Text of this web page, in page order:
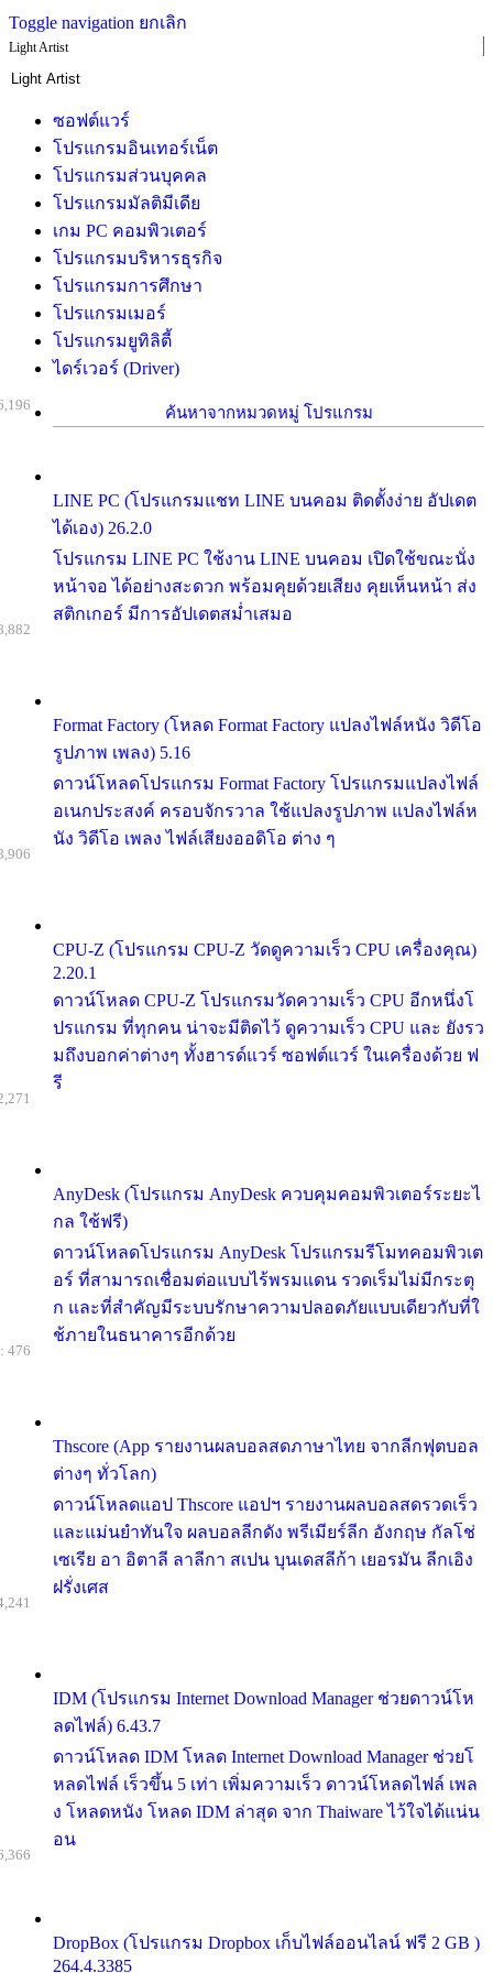
Toggle navigation ยกเลิก
Light Artist
ซอฟต์แวร์
โปรแกรมอินเทอร์เน็ต
โปรแกรมส่วนบุคคล
โปรแกรมมัลติมีเดีย
เกม PC คอมพิวเตอร์
โปรแกรมบริหารธุรกิจ
โปรแกรมการศึกษา
โปรแกรมเมอร์
โปรแกรมยูทิลิตี้
ไดร์เวอร์ (Driver)
ค้นหาจากหมวดหมู่ โปรแกรม
LINE PC (โปรแกรมแชท LINE บนคอม ติดตั้งง่าย อัปเดต
ได้เอง) 26.2.0
โปรแกรม LINE PC ใช้งาน LINE บนคอม เปิดใช้ขณะนั่ง
หน้าจอ ได้อย่างสะดวก พร้อมคุยด้วยเสียง คุยเห็นหน้า ส่ง
สติกเกอร์ มีการอัปเดตสม่ำเสมอ
Format Factory (โหลด Format Factory แปลงไฟล์หนัง วิดีโอ
รูปภาพ เพลง) 5.16
ดาวน์โหลดโปรแกรม Format Factory โปรแกรมแปลงไฟล์
อเนกประสงค์ ครอบจักรวาล ใช้แปลงรูปภาพ แปลงไฟล์ห
นัง วิดีโอ เพลง ไฟล์เสียงออดิโอ ต่าง ๆ
CPU-Z (โปรแกรม CPU-Z วัดดูความเร็ว CPU เครื่องคุณ)
2.20.1
ดาวน์โหลด CPU-Z โปรแกรมวัดความเร็ว CPU อีกหนึ่งโ
ปรแกรม ที่ทุกคน น่าจะมีติดไว้ ดูความเร็ว CPU และ ยังรว
มถึงบอกค่าต่างๆ ทั้งฮารด์แวร์ ซอฟต์แวร์ ในเครื่องด้วย ฟ
รี
AnyDesk (โปรแกรม AnyDesk ควบคุมคอมพิวเตอร์ระยะไ
กล ใช้ฟรี)
ดาวน์โหลดโปรแกรม AnyDesk โปรแกรมรีโมทคอมพิวเต
อร์ ที่สามารถเชื่อมต่อแบบไร้พรมแดน รวดเร็มไม่มีกระตุ
ก และที่สำคัญมีระบบรักษาความปลอดภัยแบบเดียวกับที่ใ
ช้ภายในธนาคารอีกด้วย
Thscore (App รายงานผลบอลสดภาษาไทย จากลีกฟุตบอล
ต่างๆ ทั่วโลก)
ดาวน์โหลดแอป Thscore แอปฯ รายงานผลบอลสดรวดเร็ว
และแม่นยำทันใจ ผลบอลลีกดัง พรีเมียร์ลีก อังกฤษ กัลโช่
เซเรีย อา อิตาลี ลาลีกา สเปน บุนเดสลีก้า เยอรมัน ลีกเอิง
ฝรั่งเศส
476
IDM (โปรแกรม Internet Download Manager ช่วยดาวน์โห
ลดไฟล์) 6.43.7
ดาวน์โหลด IDM โหลด Internet Download Manager ช่วยโ
หลดไฟล์ เร็วขึ้น 5 เท่า เพิ่มความเร็ว ดาวน์โหลดไฟล์ เพล
ง โหลดหนัง โหลด IDM ล่าสุด จาก Thaiware ไว้ใจได้แน่น
อน
DropBox (โปรแกรม Dropbox เก็บไฟล์ออนไลน์ ฟรี 2 GB )
264.4.3385